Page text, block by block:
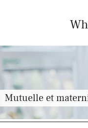
Mutuelle et